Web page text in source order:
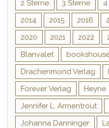
2 Sterne 3 Sterne
2014
2015 2016
2020
2021 2022
Blanvalet
Drachenmond Verlag
Forever Verlag
Heyne
Jennifer L. Armentrout
Johanna Danninger